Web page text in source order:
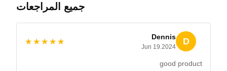
جميع المراجعات
D
Dennis
Jun 19.2024
★★★★★
★★★★★
good product